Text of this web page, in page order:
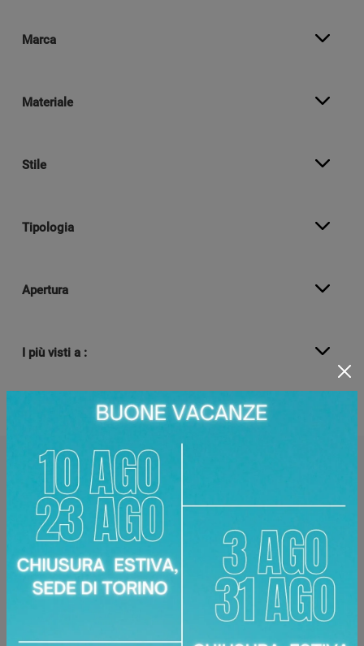
Marca
Materiale
Stile
Tipologia
Apertura
I più visti a :
Armadi ante a soffietto
I nostri consulenti ti affiancheranno durante
l'acquisto di varie configurazioni di Armadi, in
diversi materiali di prima scelta e in finiture di
tendenza. L'obiettivo che ci prefiggiamo è quello
di dare vita a composizioni innovative e modulari
che siano in grado di trovare una soluzione per i